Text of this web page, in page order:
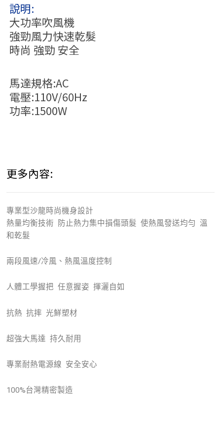
說明:
大功率吹風機
強勁風力快速乾髮
時尚 強勁 安全
馬達規格:AC
電壓:110V/60Hz
功率:1500W
更多內容:
專業型沙龍時尚機身設計
熱量均衡技術 防止熱力集中損傷頭髮 使熱風發送均勻 溫
和乾髮
兩段風速/冷風、熱風溫度控制
人體工學握把 任意握姿 揮灑自如
抗熱 抗摔 光鮮塑材
超強大馬達 持久耐用
專業耐熱電源線 安全安心
100%台灣精密製造